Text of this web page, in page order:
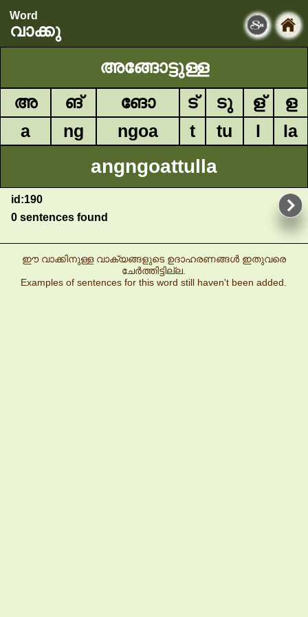
Word
വാക്കു
അങ്ങോട്ടുള്ള
അ ങ് ങോ ട് ടു ള്
ള
a
ng ngoa t tu l la
angngoattulla
id:190
0 sentences found
ഈ വാക്കിനുള്ള വാക്യങ്ങളുടെ ഉദാഹരണങ്ങൾ ഇതുവരെ
ചേർത്തിട്ടില്ല.
Examples of sentences for this word still haven't been added.